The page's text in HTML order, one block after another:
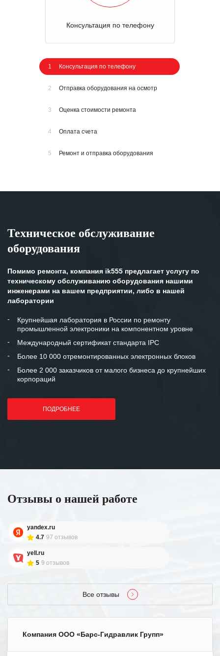
Консультация по телефону
1 Консультация по телефону
2 Отправка оборудования на осмотр
3 Оценка стоимости ремонта
4 Оплата счета
5 Ремонт и отправка оборудования
Техническое обслуживание
оборудования
Помимо ремонта, компания ik555 предлагает услугу по
техническому обслуживанию оборудования нашими
инженерами на вашем предприятии, либо в нашей
лаборатории
Крупнейшая лаборатория в России по ремонту
промышленной электроники на компонентном уровне
Международный сертификат стандарта IPC
Более 10 000 отремонтированных электронных блоков
Более 2 000 заказчиков от малого бизнеса до крупнейших
корпораций
ПОДРОБНЕЕ
Отзывы о нашей работе
yandex.ru
4.7 97 отзывов
yell.ru
5 9 отзывов
Все отзывы
Компания ООО «Барс-Гидравлик Групп»